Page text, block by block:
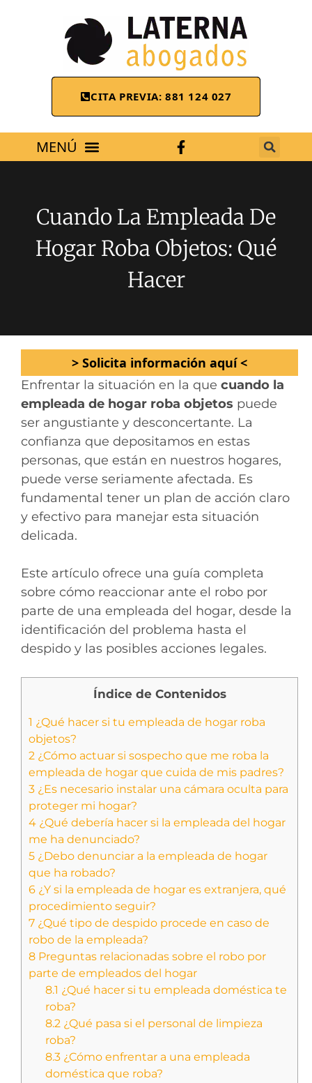
CITA PREVIA: 881 124 027
Cuando La Empleada De
Hogar Roba Objetos: Qué
Hacer
> Solicita información aquí <
Enfrentar la situación en la que cuando la
empleada de hogar roba objetos puede
ser angustiante y desconcertante. La
confianza que depositamos en estas
personas, que están en nuestros hogares,
puede verse seriamente afectada. Es
fundamental tener un plan de acción claro
y efectivo para manejar esta situación
delicada.
Este artículo ofrece una guía completa
sobre cómo reaccionar ante el robo por
parte de una empleada del hogar, desde la
identificación del problema hasta el
despido y las posibles acciones legales.
Índice de Contenidos
1 ¿Qué hacer si tu empleada de hogar roba
objetos?
2 ¿Cómo actuar si sospecho que me roba la
empleada de hogar que cuida de mis padres?
3 ¿Es necesario instalar una cámara oculta para
proteger mi hogar?
4 ¿Qué debería hacer si la empleada del hogar
me ha denunciado?
5 ¿Debo denunciar a la empleada de hogar
que ha robado?
6 ¿Y si la empleada de hogar es extranjera, qué
procedimiento seguir?
7 ¿Qué tipo de despido procede en caso de
robo de la empleada?
8 Preguntas relacionadas sobre el robo por
parte de empleados del hogar
8.1 ¿Qué hacer si tu empleada doméstica te
roba?
8.2 ¿Qué pasa si el personal de limpieza
roba?
8.3 ¿Cómo enfrentar a una empleada
doméstica que roba?